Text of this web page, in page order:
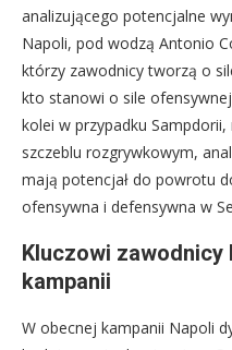
analizującego potencjalne
Napoli, pod wodzą Antonio
którzy zawodnicy tworzą o
kto stanowi o sile
kolei w przypadku
szczeblu rozgrywkowym,
mają potencjał do powrotu
ofensywna i defensywna w
Kluczowi zawodnicy
kampanii
W obecnej kampanii Napoli